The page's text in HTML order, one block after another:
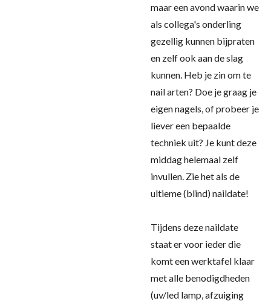
maar een avond waarin we
als collega's onderling
gezellig kunnen bijpraten
en zelf ook aan de slag
kunnen. Heb je zin om te
nail arten? Doe je graag je
eigen nagels, of probeer je
liever een bepaalde
techniek uit? Je kunt deze
middag helemaal zelf
invullen. Zie het als de
ultieme (blind) naildate!
Tijdens deze naildate
staat er voor ieder die
komt een werktafel klaar
met alle benodigdheden
(uv/led lamp, afzuiging